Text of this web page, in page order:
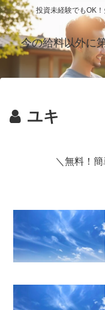
投資未経験でもOK
今の給料以外に
ユキ
＼無料！